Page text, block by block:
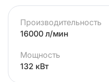
Производительность
16000 л/мин
Мощность
132 кВт